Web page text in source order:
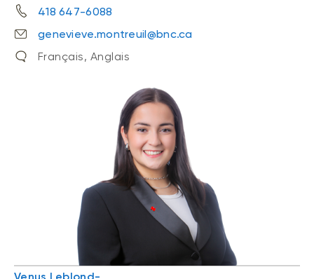
418 647-6088
genevieve.montreuil@bnc.ca
Français, Anglais
Venus Leblond-